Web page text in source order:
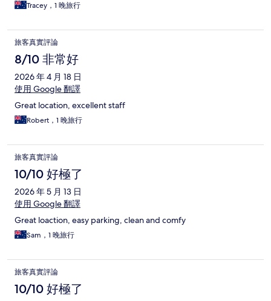
Tracey，1 晚旅行
旅客真實評論
8/10 非常好
2026 年 4 月 18 日
使用 Google 翻譯
Great location, excellent staff
Robert，1 晚旅行
旅客真實評論
10/10 好極了
2026 年 5 月 13 日
使用 Google 翻譯
Great loaction, easy parking, clean and comfy
Sam，1 晚旅行
旅客真實評論
10/10 好極了